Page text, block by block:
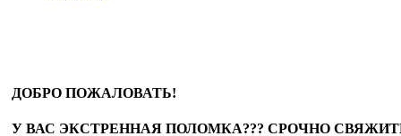
ДОБРО ПОЖАЛОВАТЬ!
У ВАС ЭКСТРЕННАЯ ПОЛОМКА??? СРОЧНО